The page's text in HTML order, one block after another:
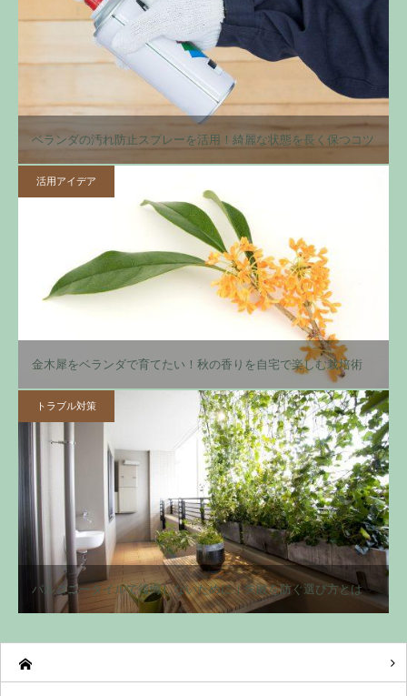
ベランダの汚れ防止スプレーを活用！綺麗な状態を長く保つコツ
活用アイデア
金木犀をベランダで育てたい！秋の香りを自宅で楽しむ栽培術
トラブル対策
バルコニータイルで後悔しないために｜失敗を防ぐ選び方とは